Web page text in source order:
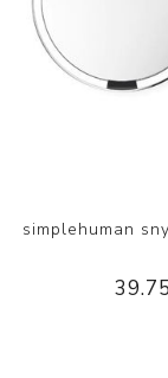
simplehuman